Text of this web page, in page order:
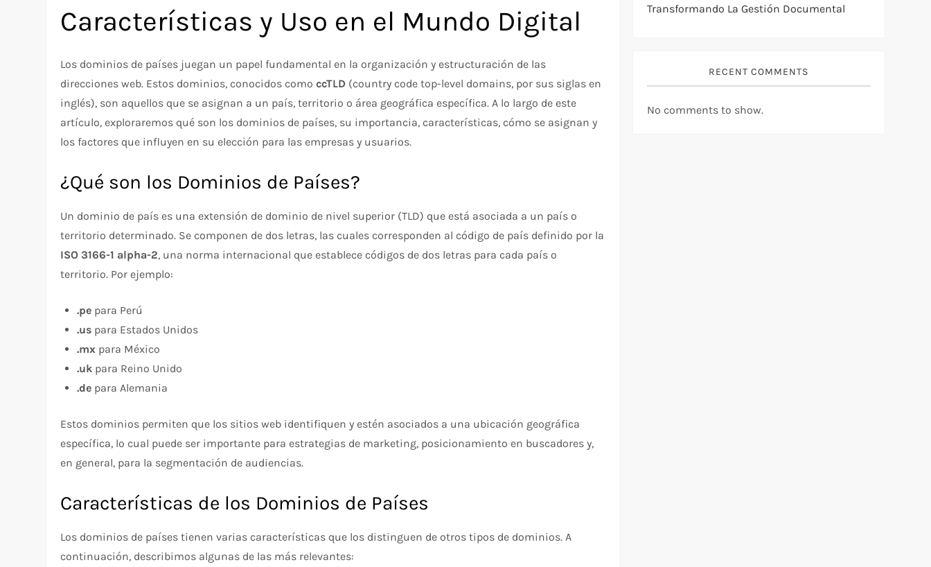
Características y Uso en el Mundo Digital
Los dominios de países juegan un papel fundamental en la organización y estructuración de las
direcciones web. Estos dominios, conocidos comoccTLD (country code top-level domains, por sus siglas en
inglés), son aquellos que se asignan a un país, territorio o área geográfica específica. A lo largo de este
artículo, exploraremos qué son los dominios de países, su importancia, características, cómo se asignan y
los factores que influyen en su elección para las empresas y usuarios.
¿Qué son los Dominios de Países?
Un dominio de país es una extensión de dominio de nivel superior (TLD) que está asociada a un país o
territorio determinado. Se componen de dos letras, las cuales corresponden al código de país definido por la
ISO 3166-1 alpha-2, una norma internacional que establece códigos de dos letras para cada país o
territorio. Por ejemplo:
.pe para Perú
.us para Estados Unidos
.mx para México
.uk para Reino Unido
.de para Alemania
Estos dominios permiten que los sitios web identifiquen y estén asociados a una ubicación geográfica
específica, lo cual puede ser importante para estrategias de marketing, posicionamiento en buscadores y,
en general, para la segmentación de audiencias.
Características de los Dominios de Países
Los dominios de países tienen varias características que los distinguen de otros tipos de dominios. A
continuación, describimos algunas de las más relevantes:
Transformando La Gestión Documental
RECENT COMMENTS
No comments to show.